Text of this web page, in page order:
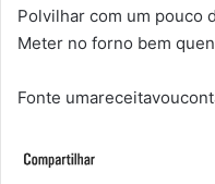
Polvilhar com um pouco
Meter no forno bem
Fonte